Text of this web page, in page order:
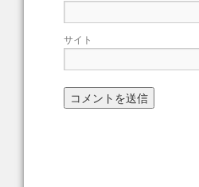
サイト